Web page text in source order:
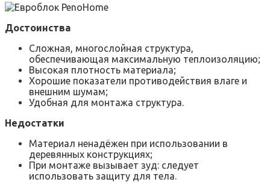
Достоинства
Сложная, многослойная структура,
обеспечивающая максимальную теплоизоляцию;
Высокая плотность материала;
Хорошие показатели противодействия влаге и
внешним шумам;
Удобная для монтажа структура.
Недостатки
Материал ненадёжен при использовании в
деревянных конструкциях;
При монтаже вызывает зуд: следует
использовать защиту для тела.